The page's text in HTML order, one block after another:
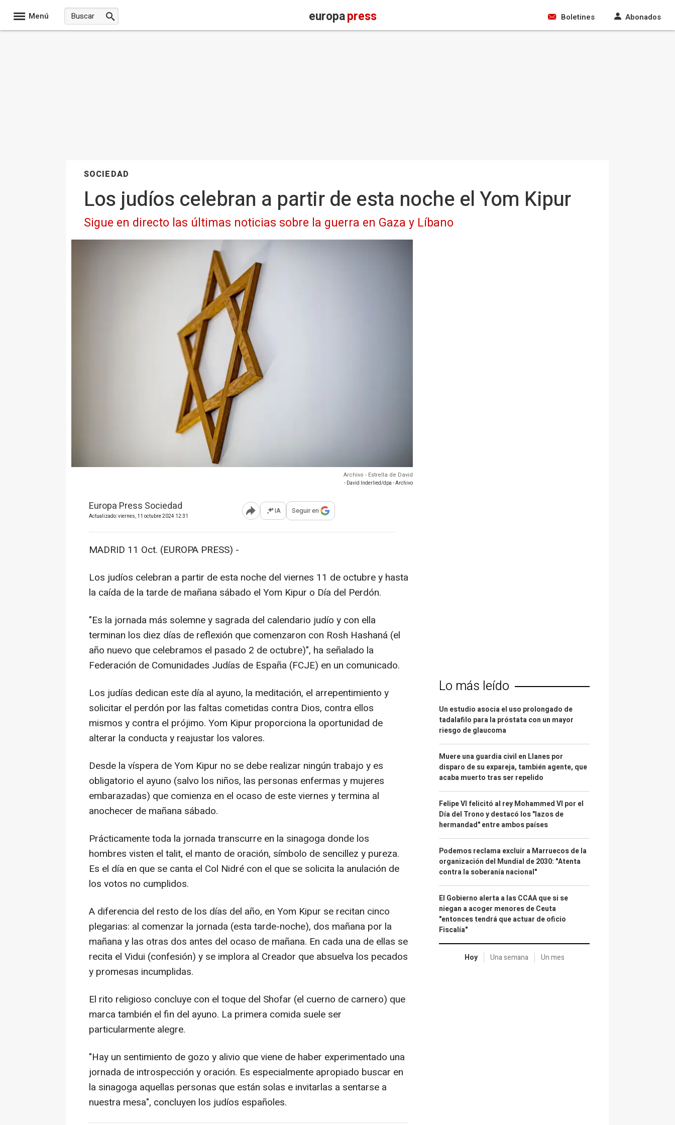
Menú europapress Boletines Abonados
SOCIEDAD
Los judíos celebran a partir de esta noche el Yom Kipur
Sigue en directo las últimas noticias sobre la guerra en Gaza y Líbano
Archivo - Estrella de David
- David Inderlied/dpa - Archivo
Europa Press Sociedad
Actualizado: viernes, 11 octubre 2024 12:31 Abrir opciones para compartir
IA Seguir en
MADRID 11 Oct. (EUROPA PRESS) -
Los judíos celebran a partir de esta noche del viernes 11 de octubre y hasta
la caída de la tarde de mañana sábado el Yom Kipur o Día del Perdón.
"Es la jornada más solemne y sagrada del calendario judío y con ella
terminan los diez días de reflexión que comenzaron con Rosh Hashaná (el
año nuevo que celebramos el pasado 2 de octubre)", ha señalado la
Federación de Comunidades Judías de España (FCJE) en un comunicado.
Los judías dedican este día al ayuno, la meditación, el arrepentimiento y
solicitar el perdón por las faltas cometidas contra Dios, contra ellos
mismos y contra el prójimo. Yom Kipur proporciona la oportunidad de
alterar la conducta y reajustar los valores.
Desde la víspera de Yom Kipur no se debe realizar ningún trabajo y es
obligatorio el ayuno (salvo los niños, las personas enfermas y mujeres
embarazadas) que comienza en el ocaso de este viernes y termina al
anochecer de mañana sábado.
Prácticamente toda la jornada transcurre en la sinagoga donde los
hombres visten el talit, el manto de oración, símbolo de sencillez y pureza.
Es el día en que se canta el Col Nidré con el que se solicita la anulación de
los votos no cumplidos.
A diferencia del resto de los días del año, en Yom Kipur se recitan cinco
plegarias: al comenzar la jornada (esta tarde-noche), dos mañana por la
mañana y las otras dos antes del ocaso de mañana. En cada una de ellas se
recita el Vidui (confesión) y se implora al Creador que absuelva los pecados
y promesas incumplidas.
El rito religioso concluye con el toque del Shofar (el cuerno de carnero) que
marca también el fin del ayuno. La primera comida suele ser
particularmente alegre.
"Hay un sentimiento de gozo y alivio que viene de haber experimentado una
jornada de introspección y oración. Es especialmente apropiado buscar en
la sinagoga aquellas personas que están solas e invitarlas a sentarse a
nuestra mesa", concluyen los judíos españoles.
Lo más leído
Un estudio asocia el uso prolongado de
tadalafilo para la próstata con un mayor
riesgo de glaucoma
Muere una guardia civil en Llanes por
disparo de su expareja, también agente, que
acaba muerto tras ser repelido
Felipe VI felicitó al rey Mohammed VI por el
Día del Trono y destacó los "lazos de
hermandad" entre ambos países
Podemos reclama excluir a Marruecos de la
organización del Mundial de 2030: "Atenta
contra la soberanía nacional"
El Gobierno alerta a las CCAA que si se
niegan a acoger menores de Ceuta
"entonces tendrá que actuar de oficio
Fiscalía"
Hoy Una semana Un mes